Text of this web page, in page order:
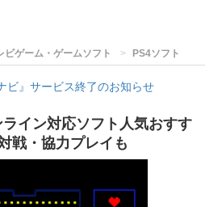
ビゲーム・ゲームソフト PS4ソフト
ビ』サービス終了のお知らせ
ライン対応ソフト人気おすす
戦・協力プレイも